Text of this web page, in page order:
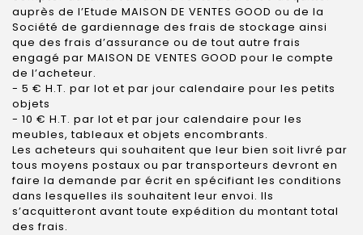
auprès de l’Etude MAISON DE VENTES GOOD ou de la
Société de gardiennage des frais de stockage ainsi
que des frais d’assurance ou de tout autre frais
engagé par MAISON DE VENTES GOOD pour le compte
de l’acheteur.
- 5 € H.T. par lot et par jour calendaire pour les petits
objets
- 10 € H.T. par lot et par jour calendaire pour les
meubles, tableaux et objets encombrants.
Les acheteurs qui souhaitent que leur bien soit livré par
tous moyens postaux ou par transporteurs devront en
faire la demande par écrit en spécifiant les conditions
dans lesquelles ils souhaitent leur envoi. Ils
s’acquitteront avant toute expédition du montant total
des frais.